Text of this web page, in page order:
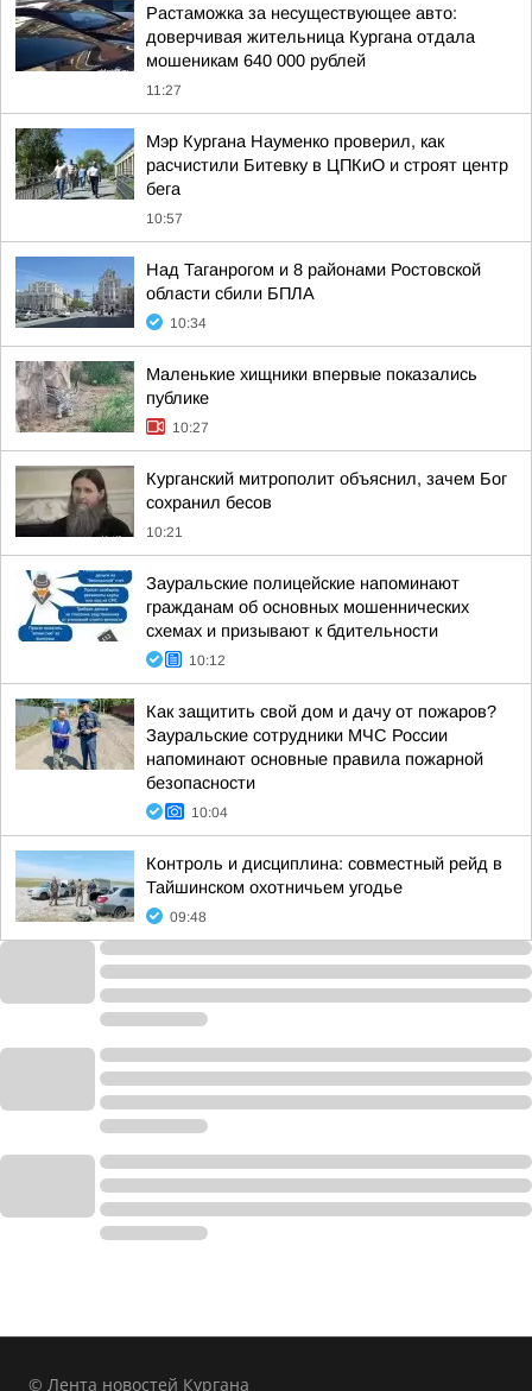
Растаможка за несуществующее авто:
доверчивая жительница Кургана отдала
мошеникам 640 000 рублей
11:27
Мэр Кургана Науменко проверил, как
расчистили Битевку в ЦПКиО и строят центр
бега
10:57
Над Таганрогом и 8 районами Ростовской
области сбили БПЛА
10:34
Маленькие хищники впервые показались
публике
10:27
Курганский митрополит объяснил, зачем Бог
сохранил бесов
10:21
Зауральские полицейские напоминают
гражданам об основных мошеннических
схемах и призывают к бдительности
10:12
Как защитить свой дом и дачу от пожаров?
Зауральские сотрудники МЧС России
напоминают основные правила пожарной
безопасности
10:04
Контроль и дисциплина: совместный рейд в
Тайшинском охотничьем угодье
09:48
© Лента новостей Кургана